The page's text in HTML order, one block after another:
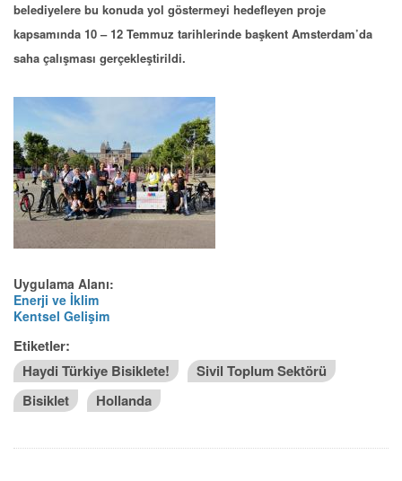
belediyelere bu konuda yol göstermeyi hedefleyen proje
kapsamında 10 – 12 Temmuz tarihlerinde başkent Amsterdam’da
saha çalışması gerçekleştirildi.
Uygulama Alanı:
Enerji ve İklim
Kentsel Gelişim
Etiketler:
Haydi Türkiye Bisiklete!
Sivil Toplum Sektörü
Bisiklet
Hollanda